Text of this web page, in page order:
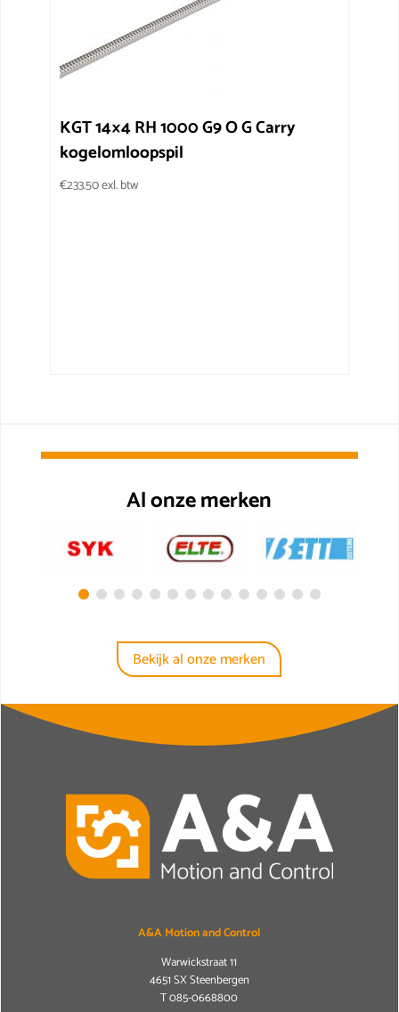
KGT 14×4 RH 1000 G9 O G Carry
kogelomloopspil
€233.50exl. btw
Al onze merken
Bekijk al onze merken
A&A Motion and Control
Warwickstraat 11
4651 SX Steenbergen
T085-0668800